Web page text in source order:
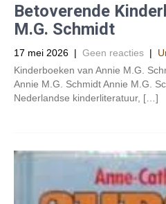
Betoverende
M.G. Schmidt
17 mei 2026 | Geen reacties |
Kinderboeken van Annie M.G.
Annie M.G. Schmidt Annie M.G.
Nederlandse kinderliteratuur, […]